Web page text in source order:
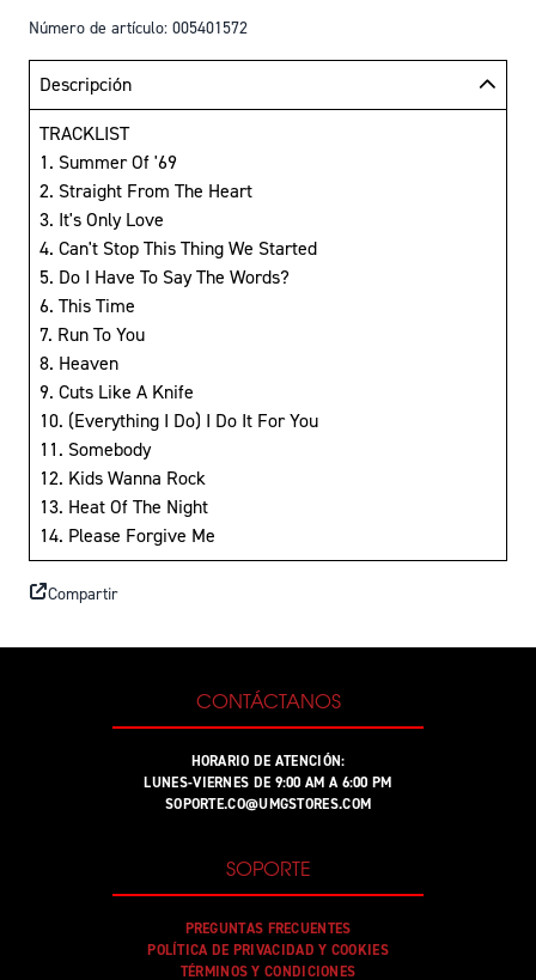
Número de artículo: 005401572
Descripción
TRACKLIST
1. Summer Of '69
2. Straight From The Heart
3. It's Only Love
4. Can't Stop This Thing We Started
5. Do I Have To Say The Words?
6. This Time
7. Run To You
8. Heaven
9. Cuts Like A Knife
10. (Everything I Do) I Do It For You
11. Somebody
12. Kids Wanna Rock
13. Heat Of The Night
14. Please Forgive Me
Compartir
CONTÁCTANOS
HORARIO DE ATENCIÓN:
LUNES-VIERNES DE 9:00 AM A 6:00 PM
SOPORTE.CO@UMGSTORES.COM
SOPORTE
PREGUNTAS FRECUENTES
POLÍTICA DE PRIVACIDAD Y COOKIES
TÉRMINOS Y CONDICIONES